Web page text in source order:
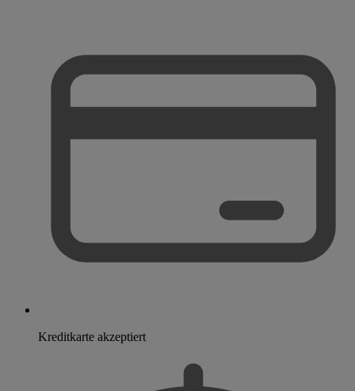
Kreditkarte akzeptiert